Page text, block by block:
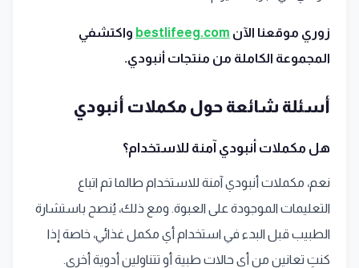
زوري موقعنا الآن bestlifeeg.com واكتشفي
المجموعة الكاملة من منتجات أنبودي.
أسئلة شائعة حول مكملات أنبودي
هل مكملات أنبودي آمنة للاستخدام؟
نعم، مكملات أنبودي آمنة للاستخدام طالما تم اتباع
التعليمات الموجودة على العبوة. ومع ذلك، يُنصح باستشارة
الطبيب قبل البدء في استخدام أي مكمل غذائي، خاصة إذا
كنتِ تعانين من أي حالات طبية أو تتناولين أدوية أخرى.